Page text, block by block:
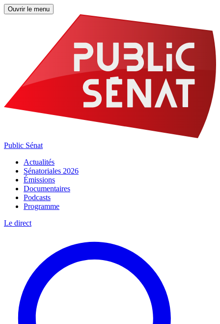
Ouvrir le menu
Public Sénat
Actualités
Sénatoriales 2026
Émissions
Documentaires
Podcasts
Programme
Le direct